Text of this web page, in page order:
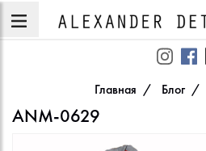
Главная Блог
ANM-0629